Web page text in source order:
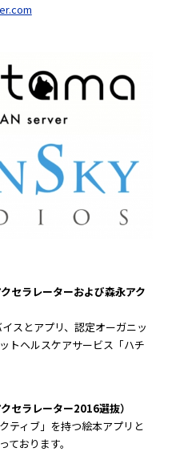
セラレーターおよび森永アク
スとアプリ、認定オーガニッ
トヘルスケアサービス「ハチ
セラレーター2016選抜）
ティブ」を持つ絵本アプリと
おります。